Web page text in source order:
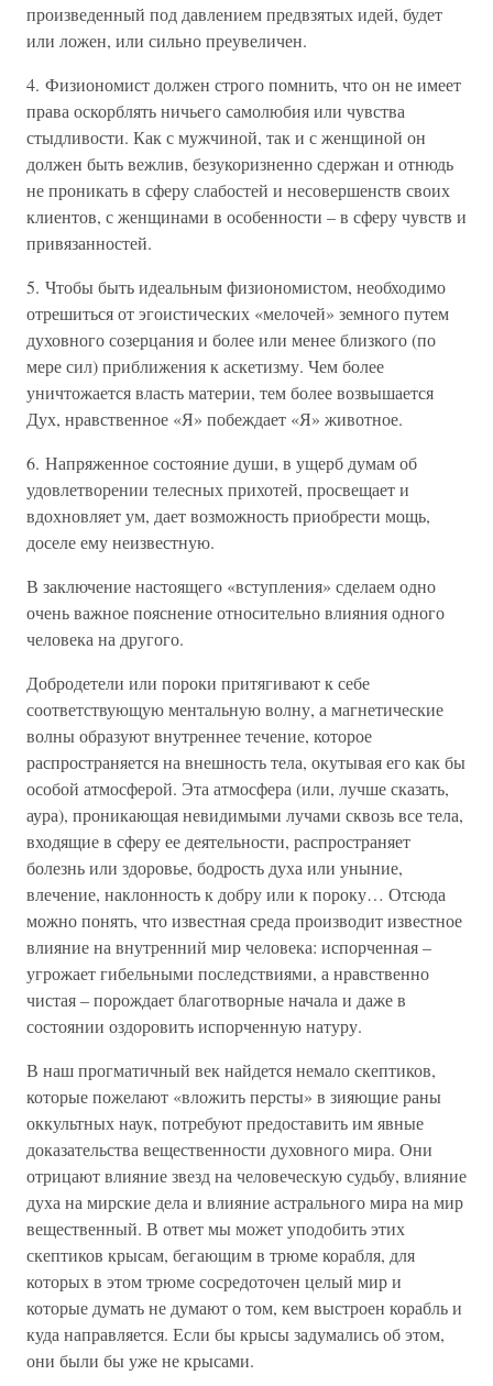
произведенный под давлением предвзятых идей, будет
или ложен, или сильно преувеличен.
4. Физиономист должен строго помнить, что он не имеет
права оскорблять ничьего самолюбия или чувства
стыдливости. Как с мужчиной, так и с женщиной он
должен быть вежлив, безукоризненно сдержан и отнюдь
не проникать в сферу слабостей и несовершенств своих
клиентов, с женщинами в особенности – в сферу чувств и
привязанностей.
5. Чтобы быть идеальным физиономистом, необходимо
отрешиться от эгоистических «мелочей» земного путем
духовного созерцания и более или менее близкого (по
мере сил) приближения к аскетизму. Чем более
уничтожается власть материи, тем более возвышается
Дух, нравственное «Я» побеждает «Я» животное.
6. Напряженное состояние души, в ущерб думам об
удовлетворении телесных прихотей, просвещает и
вдохновляет ум, дает возможность приобрести мощь,
доселе ему неизвестную.
В заключение настоящего «вступления» сделаем одно
очень важное пояснение относительно влияния одного
человека на другого.
Добродетели или пороки притягивают к себе
соответствующую ментальную волну, а магнетические
волны образуют внутреннее течение, которое
распространяется на внешность тела, окутывая его как бы
особой атмосферой. Эта атмосфера (или, лучше сказать,
аура), проникающая невидимыми лучами сквозь все тела,
входящие в сферу ее деятельности, распространяет
болезнь или здоровье, бодрость духа или уныние,
влечение, наклонность к добру или к пороку… Отсюда
можно понять, что известная среда производит известное
влияние на внутренний мир человека: испорченная –
угрожает гибельными последствиями, а нравственно
чистая – порождает благотворные начала и даже в
состоянии оздоровить испорченную натуру.
В наш прогматичный век найдется немало скептиков,
которые пожелают «вложить персты» в зияющие раны
оккультных наук, потребуют предоставить им явные
доказательства вещественности духовного мира. Они
отрицают влияние звезд на человеческую судьбу, влияние
духа на мирские дела и влияние астрального мира на мир
вещественный. В ответ мы может уподобить этих
скептиков крысам, бегающим в трюме корабля, для
которых в этом трюме сосредоточен целый мир и
которые думать не думают о том, кем выстроен корабль и
куда направляется. Если бы крысы задумались об этом,
они были бы уже не крысами.